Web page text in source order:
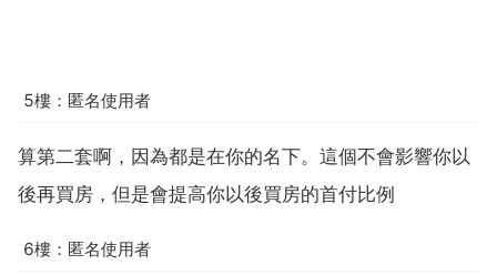
5樓：匿名使用者
算第二套啊，因為都是在你的名下。這個不會影響你以
後再買房，但是會提高你以後買房的首付比例
6樓：匿名使用者